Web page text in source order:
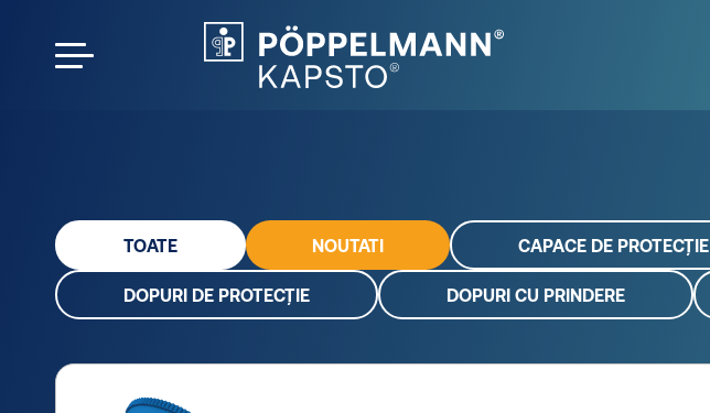
TOATE NOUTATI CAPACE DE PROTECȚIE
DOPURI DE PROTECȚIE DOPURI CU PRINDERE